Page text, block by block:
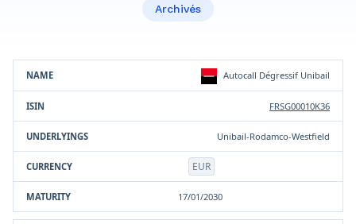
Archivés
Produit
jacent(s)
Devise Maturité
Autocall Dégressif Unibail
FRSG00010K36
Unibail-Rodamco-Westfield
EUR
17/01/2030